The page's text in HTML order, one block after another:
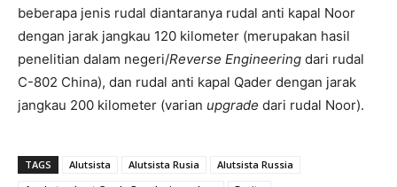
beberapa jenis rudal diantaranya rudal anti kapal Noor
dengan jarak jangkau 120 kilometer (merupakan hasil
penelitian dalam negeri/Reverse Engineering dari rudal
C-802 China), dan rudal anti kapal Qader dengan jarak
jangkau 200 kilometer (varian upgrade dari rudal Noor).
TAGS Alutsista Alutsista Rusia
Alutsista Russia